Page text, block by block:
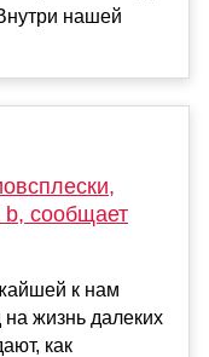
нашей
b, сообщает
к нам
жизнь далеких
как